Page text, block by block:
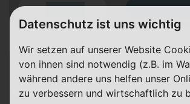
Details
(Hersteller
(Tarifname +
(Laufzeit)
Datenschutz ist uns wichtig
Wir setzen auf unserer Website
von ihnen sind notwendig (z.B. im
während andere uns helfen unser
zu verbessern und wirtschaftlich zu